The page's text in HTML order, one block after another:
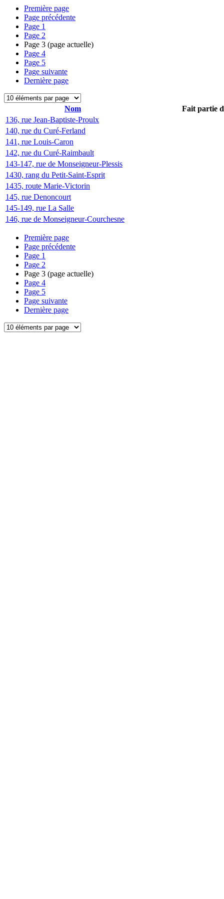
Première page
Page précédente
Page 1
Page 2
Page 3 (page actuelle)
Page 4
Page 5
Page suivante
Dernière page
Nom
Fait partie
136, rue Jean-Baptiste-Proulx
140, rue du Curé-Ferland
141, rue Louis-Caron
142, rue du Curé-Raimbault
143-147, rue de Monseigneur-Plessis
1430, rang du Petit-Saint-Esprit
1435, route Marie-Victorin
145, rue Denoncourt
145-149, rue La Salle
146, rue de Monseigneur-Courchesne
Première page
Page précédente
Page 1
Page 2
Page 3 (page actuelle)
Page 4
Page 5
Page suivante
Dernière page